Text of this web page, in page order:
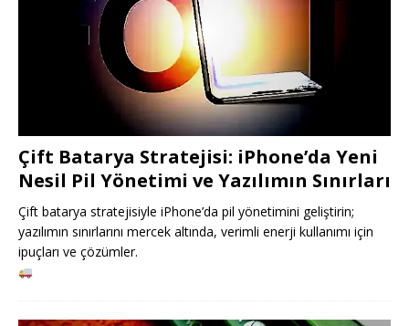
Çift Batarya Stratejisi: iPhone’da Yeni
Nesil Pil Yönetimi ve Yazılımın Sınırları
Çift batarya stratejisiyle iPhone’da pil yönetimini geliştirin;
yazılımın sınırlarını mercek altında, verimli enerji kullanımı için
ipuçları ve çözümler.